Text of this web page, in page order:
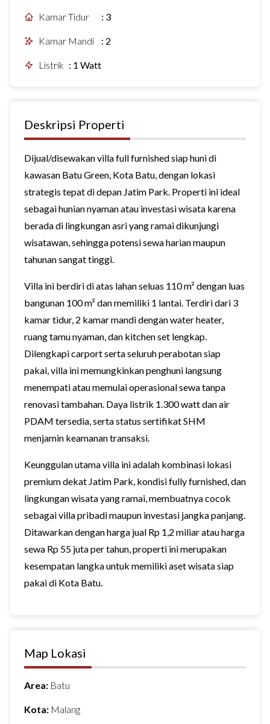
Kamar Tidur : 3
Kamar Mandi : 2
Listrik : 1 Watt
Deskripsi Properti
Dijual/disewakan villa full furnished siap huni di
kawasan Batu Green, Kota Batu, dengan lokasi
strategis tepat di depan Jatim Park. Properti ini ideal
sebagai hunian nyaman atau investasi wisata karena
berada di lingkungan asri yang ramai dikunjungi
wisatawan, sehingga potensi sewa harian maupun
tahunan sangat tinggi.
Villa ini berdiri di atas lahan seluas 110 m² dengan luas
bangunan 100 m² dan memiliki 1 lantai. Terdiri dari 3
kamar tidur, 2 kamar mandi dengan water heater,
ruang tamu nyaman, dan kitchen set lengkap.
Dilengkapi carport serta seluruh perabotan siap
pakai, villa ini memungkinkan penghuni langsung
menempati atau memulai operasional sewa tanpa
renovasi tambahan. Daya listrik 1.300 watt dan air
PDAM tersedia, serta status sertifikat SHM
menjamin keamanan transaksi.
Keunggulan utama villa ini adalah kombinasi lokasi
premium dekat Jatim Park, kondisi fully furnished, dan
lingkungan wisata yang ramai, membuatnya cocok
sebagai villa pribadi maupun investasi jangka panjang.
Ditawarkan dengan harga jual Rp 1,2 miliar atau harga
sewa Rp 55 juta per tahun, properti ini merupakan
kesempatan langka untuk memiliki aset wisata siap
pakai di Kota Batu.
Map Lokasi
Area: Batu
Kota: Malang